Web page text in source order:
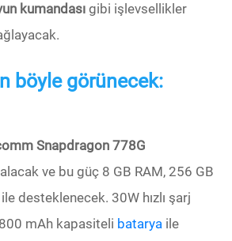
kumandası gibi işlevsellikler
böyle görünecek:
Snapdragon 778G
ve bu güç 8 GB RAM, 256 GB
desteklenecek. 30W hızlı şarj
mAh kapasiteli batarya ile